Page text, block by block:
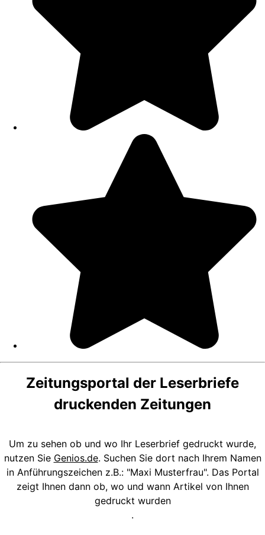
Zeitungsportal der Leserbriefe
druckenden Zeitungen
Um zu sehen ob und wo Ihr Leserbrief gedruckt wurde,
nutzen Sie Genios.de. Suchen Sie dort nach Ihrem Namen
in Anführungszeichen z.B.: "Maxi Musterfrau". Das Portal
zeigt Ihnen dann ob, wo und wann Artikel von Ihnen
gedruckt wurden
.